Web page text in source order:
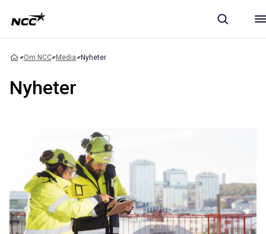
Om NCC Media Nyheter
Nyheter